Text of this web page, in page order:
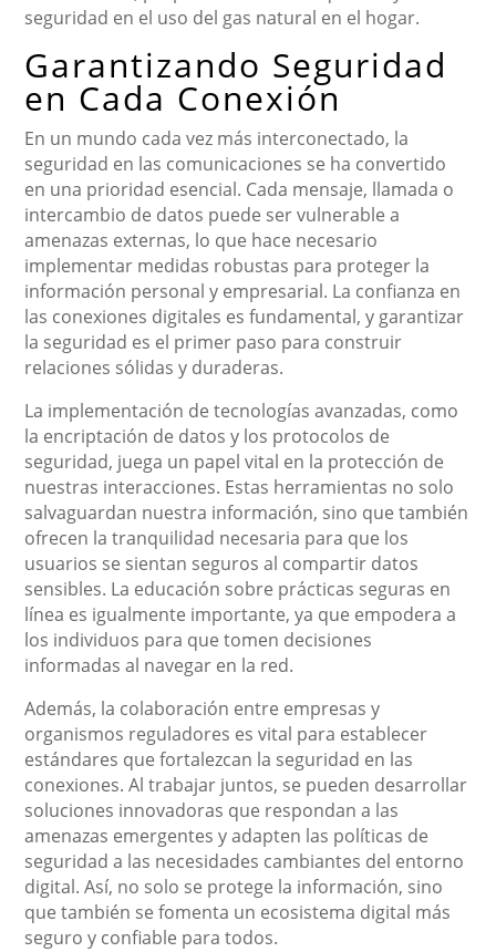
seguridad en el uso del gas natural en el hogar.
Garantizando Seguridad
en Cada Conexión
En un mundo cada vez más interconectado, la
seguridad en las comunicaciones se ha convertido
en una prioridad esencial. Cada mensaje, llamada o
intercambio de datos puede ser vulnerable a
amenazas externas, lo que hace necesario
implementar medidas robustas para proteger la
información personal y empresarial. La confianza en
las conexiones digitales es fundamental, y garantizar
la seguridad es el primer paso para construir
relaciones sólidas y duraderas.
La implementación de tecnologías avanzadas, como
la encriptación de datos y los protocolos de
seguridad, juega un papel vital en la protección de
nuestras interacciones. Estas herramientas no solo
salvaguardan nuestra información, sino que también
ofrecen la tranquilidad necesaria para que los
usuarios se sientan seguros al compartir datos
sensibles. La educación sobre prácticas seguras en
línea es igualmente importante, ya que empodera a
los individuos para que tomen decisiones
informadas al navegar en la red.
Además, la colaboración entre empresas y
organismos reguladores es vital para establecer
estándares que fortalezcan la seguridad en las
conexiones. Al trabajar juntos, se pueden desarrollar
soluciones innovadoras que respondan a las
amenazas emergentes y adapten las políticas de
seguridad a las necesidades cambiantes del entorno
digital. Así, no solo se protege la información, sino
que también se fomenta un ecosistema digital más
seguro y confiable para todos.